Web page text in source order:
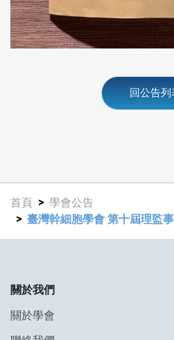
回公告列
首頁
學會公告
臺灣幹細胞學會 第十屆理監
關於我們
關於學會